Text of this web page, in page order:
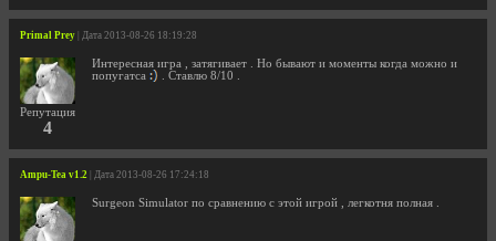
Primal Prey | Дата 2013-08-26 18:19:28
Репутация
4
Интересная игра , затягивает . Но бывают и моменты когда можно и
попугатса
. Ставлю 8/10 .
Ampu-Tea v1.2 | Дата 2013-08-26 17:24:18
Surgeon Simulator по сравнению с этой игрой , легкотня полная .